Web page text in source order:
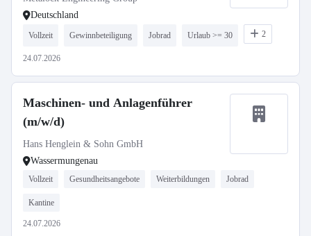
Deutschland
Vollzeit Gewinnbeteiligung Jobrad Urlaub >= 30 2
24.07.2026
Maschinen- und Anlagenführer
(m/w/d)
Hans Henglein & Sohn GmbH
Wassermungenau
Vollzeit Gesundheitsangebote Weiterbildungen Jobrad
Kantine
24.07.2026